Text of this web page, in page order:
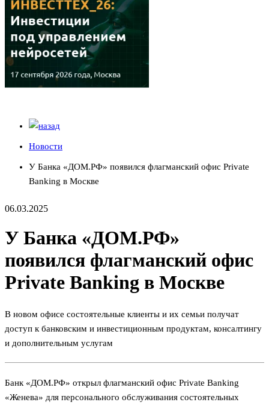
Новости
У Банка «ДОМ.РФ» появился флагманский офис Private
Banking в Москве
06.03.2025
У Банка «ДОМ.РФ»
появился флагманский офис
Private Banking в Москве
В новом офисе состоятельные клиенты и их семьи получат
доступ к банковским и инвестиционным продуктам, консалтингу
и дополнительным услугам
Банк «ДОМ.РФ» открыл флагманский офис Private Banking
«Женева» для персонального обслуживания состоятельных